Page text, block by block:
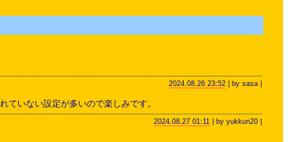
2024.08.26 23:52 | by sasa |
ていない設定が多いので楽しみです。
2024.08.27 01:11 | by yukkun20 |